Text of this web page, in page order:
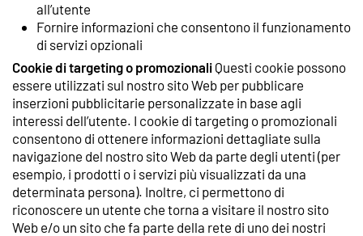
all’utente
Fornire informazioni che consentono il funzionamento
di servizi opzionali
Cookie di targeting o promozionali Questi cookie possono
essere utilizzati sul nostro sito Web per pubblicare
inserzioni pubblicitarie personalizzate in base agli
interessi dell’utente. I cookie di targeting o promozionali
consentono di ottenere informazioni dettagliate sulla
navigazione del nostro sito Web da parte degli utenti (per
esempio, i prodotti o i servizi più visualizzati da una
determinata persona). Inoltre, ci permettono di
riconoscere un utente che torna a visitare il nostro sito
Web e/o un sito che fa parte della rete di uno dei nostri